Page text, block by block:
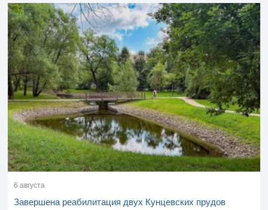
6 августа
Завершена реабилитация двух Кунцевских прудов